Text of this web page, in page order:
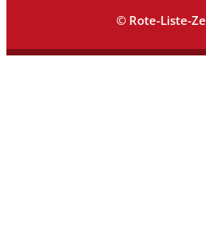
© Rote-Liste-